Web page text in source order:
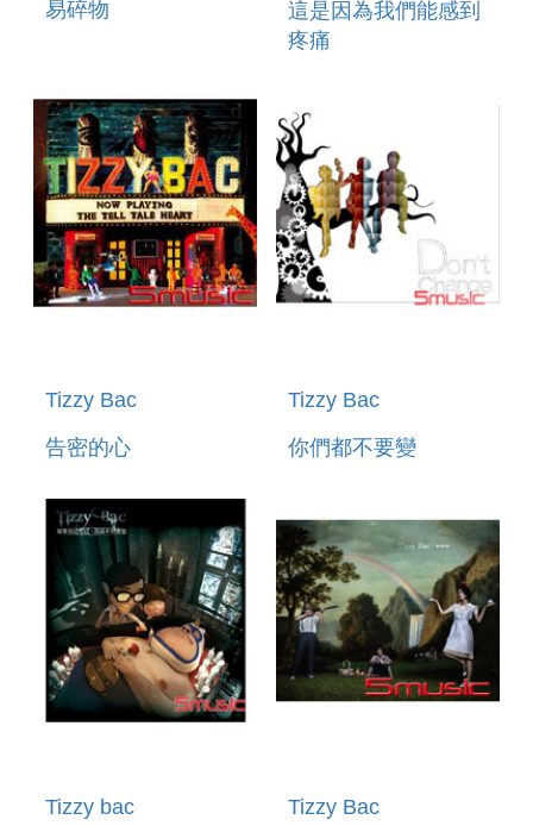
易碎物
這是因為我們能感到
疼痛
Tizzy Bac
告密的心
Tizzy Bac
你們都不要變
Tizzy bac
Tizzy Bac